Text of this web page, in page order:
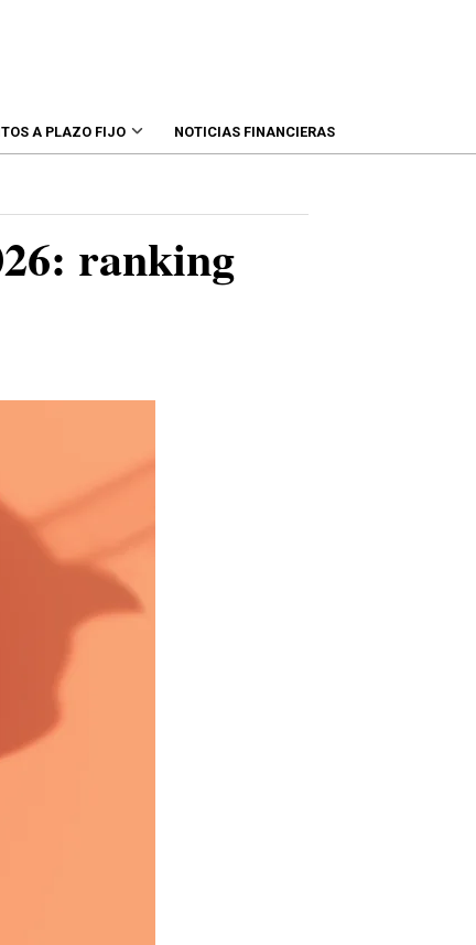
A PLAZO FIJO NOTICIAS FINANCIERAS
ranking